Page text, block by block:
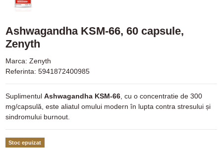
Ashwagandha KSM-66, 60 capsule,
Zenyth
Marca: Zenyth
Referinta: 5941872400985
Suplimentul Ashwagandha KSM-66, cu o concentratie de 300
mg/capsulă, este aliatul omului modern în lupta contra stresului și
sindromului burnout.
Stoc epuizat